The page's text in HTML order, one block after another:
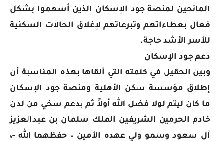
المانحين لمنصة جود الإسكان الذين أسهموا بشكل
فعال بعطاءاتهم وتبرعاتهم لإغلاق الحالات السكنية
للأسر الأشد حاجة.
دعم جود الإسكان
وبين الحقيل في كلمته التي ألقاها بهذه المناسبة أن
إطلاق مؤسسة سكن الأهلية ومنصة جود الإسكان
ما كان ليتم لولا فضل الله أولاً ثم بدعم سخي من لدن
خادم الحرمين الشريفين الملك سلمان بن عبدالعزيز
آل سعود وسمو ولي عهده الأمين – حفظهما الله -،